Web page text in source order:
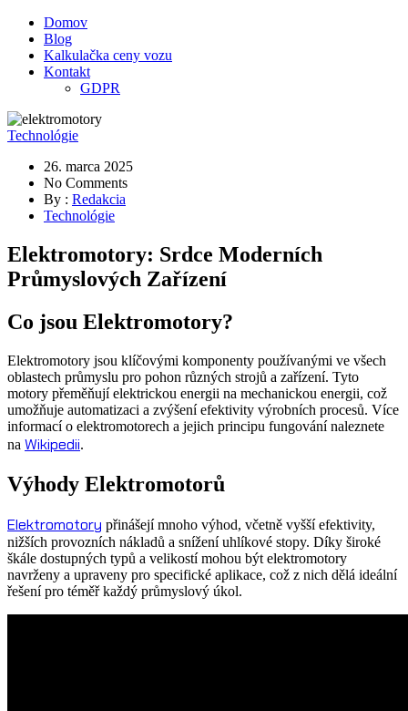
Domov
Blog
Kalkulačka ceny vozu
Kontakt
GDPR
Technológie
26. marca 2025
No Comments
By : Redakcia
Technológie
Elektromotory: Srdce Moderních
Průmyslových Zařízení
Co jsou Elektromotory?
Elektromotory jsou klíčovými komponenty používanými ve všech
oblastech průmyslu pro pohon různých strojů a zařízení. Tyto
motory přeměňují elektrickou energii na mechanickou energii, což
umožňuje automatizaci a zvýšení efektivity výrobních procesů. Více
informací o elektromotorech a jejich principu fungování naleznete
na Wikipedii.
Výhody Elektromotorů
Elektromotory přinášejí mnoho výhod, včetně vyšší efektivity,
nižších provozních nákladů a snížení uhlíkové stopy. Díky široké
škále dostupných typů a velikostí mohou být elektromotory
navrženy a upraveny pro specifické aplikace, což z nich dělá ideální
řešení pro téměř každý průmyslový úkol.